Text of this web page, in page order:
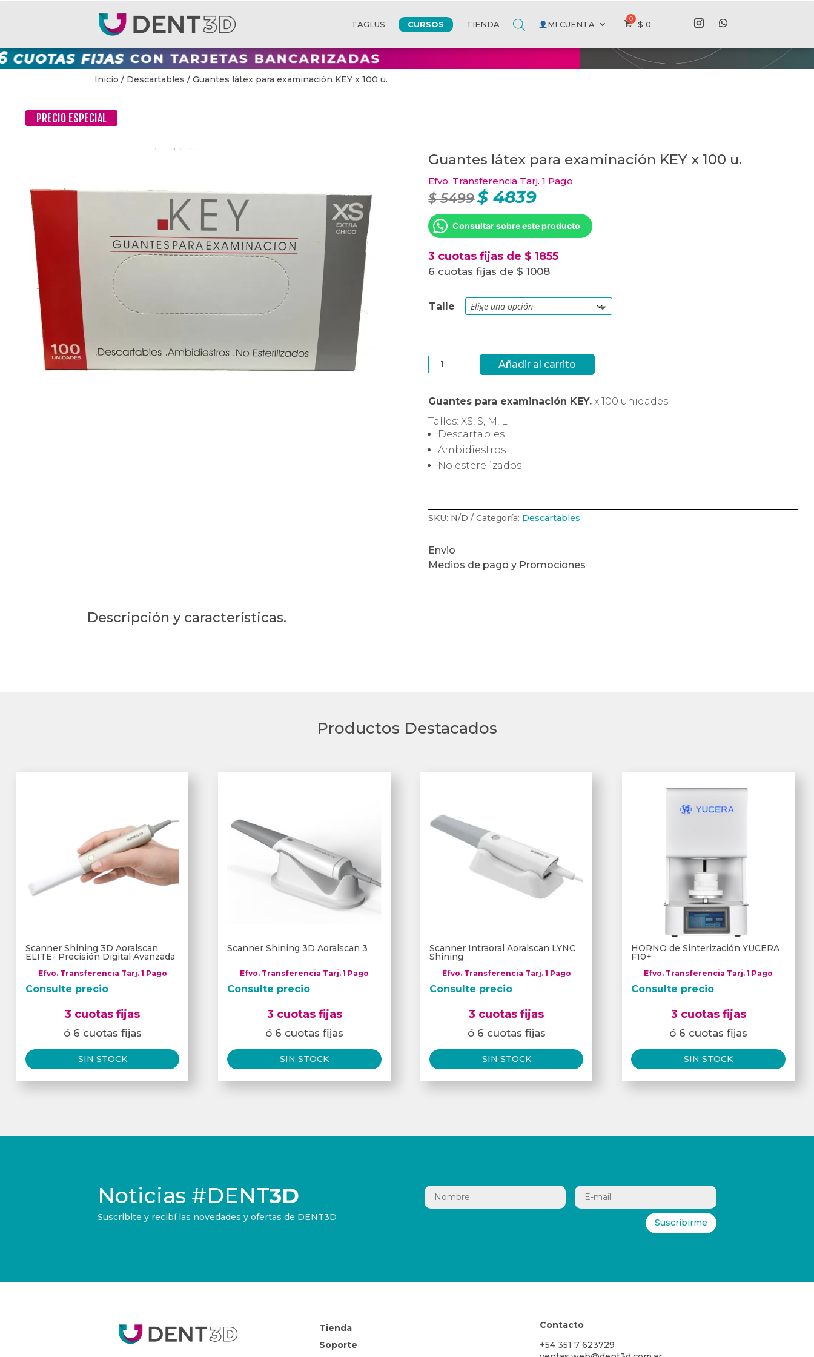
TAGLUS CURSOS TIENDA MI CUENTA $ 0
Inicio / Descartables / Guantes látex para examinación KEY x 100 u.
PRECIO ESPECIAL
Guantes látex para examinación KEY x 100 u.
Efvo. Transferencia Tarj. 1 Pago
$5499 El
precio
original
era:
$ 5499.
$ 4839El
actual
es:
$ 4839.
Consultar sobre este producto
3 cuotas fijas de $ 1855
6 cuotas fijas de $ 1008
Talle
Guantes
látex
para
x
u.
cantidad
Añadir al carrito
Guantes para examinación KEY. x 100 unidades.
Talles: XS, S, M, L
Descartables
Ambidiestros
No esterelizados
SKU: N/D Categoría: Descartables
Envio
Medios de pago y Promociones
Descripción y características.
Productos Destacados
Scanner Shining 3D Aoralscan
ELITE- Precisión Digital Avanzada
Efvo. Transferencia Tarj. 1 Pago
Consulte precio
3 cuotas fijas
ó 6 cuotas fijas
SIN STOCK
Scanner Shining 3D Aoralscan 3
Efvo. Transferencia Tarj. 1 Pago
Consulte precio
3 cuotas fijas
ó 6 cuotas fijas
SIN STOCK
Scanner Intraoral Aoralscan LYNC
Shining
Efvo. Transferencia Tarj. 1 Pago
Consulte precio
3 cuotas fijas
ó 6 cuotas fijas
SIN STOCK
HORNO de Sinterización YUCERA
F10+
Efvo. Transferencia Tarj. 1 Pago
Consulte precio
3 cuotas fijas
ó 6 cuotas fijas
SIN STOCK
Noticias #DENT3D
Suscribite y recibí las novedades y ofertas de DENT3D
Suscribirme
Tienda
Soporte
Contacto
+54 351 7 623729